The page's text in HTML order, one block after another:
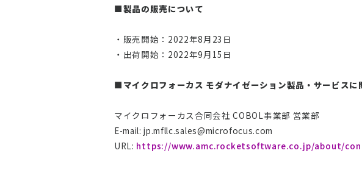
■製品の販売について
・販売開始：2022年8月23日
・出荷開始：2022年9月15日
■マイクロフォーカス モダナイゼーション製品・サービスに
マイクロフォーカス合同会社 COBOL事業部 営業部
E-mail:jp.mfllc.sales@microfocus.com
URL: https://www.amc.rocketsoftware.co.jp/about/